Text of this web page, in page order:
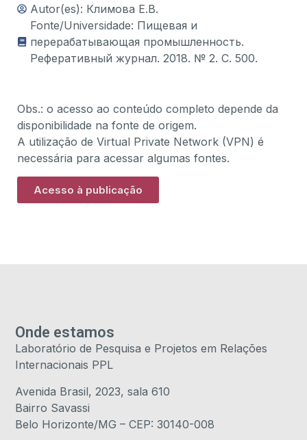
Autor(es): Климова Е.В.
Fonte/Universidade: Пищевая и
перерабатывающая промышленность.
Реферативный журнал. 2018. № 2. С. 500.
Obs.: o acesso ao conteúdo completo depende da
disponibilidade na fonte de origem.
A utilização de Virtual Private Network (VPN) é
necessária para acessar algumas fontes.
Acesso à publicação
Onde estamos
Laboratório de Pesquisa e Projetos em Relações
Internacionais PPL
Avenida Brasil, 2023, sala 610
Bairro Savassi
Belo Horizonte/MG – CEP: 30140-008